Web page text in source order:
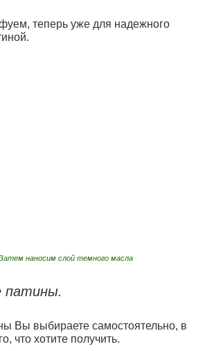
теперь уже для надежного
наносим слой темного масла
патины.
Вы выбираете самостоятельно, в
что хотите получить.